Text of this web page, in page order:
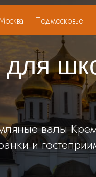
Подмосковье
валы
и
для